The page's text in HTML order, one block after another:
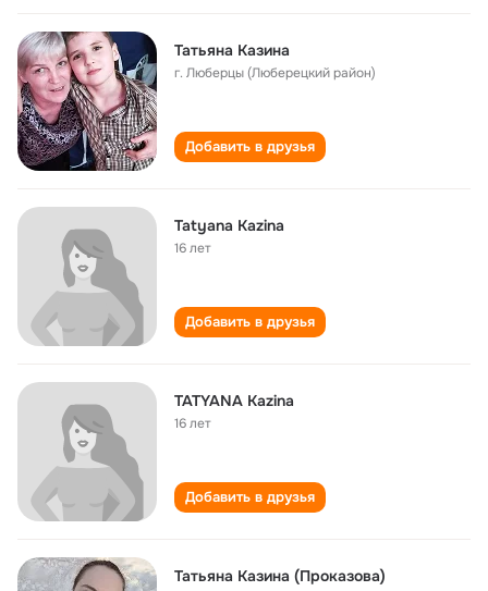
Татьяна Казина
г. Люберцы (Люберецкий район)
Добавить в друзья
Tatyana Kazina
16 лет
Добавить в друзья
TATYANA Kazina
16 лет
Добавить в друзья
Татьяна Казина (Проказова)